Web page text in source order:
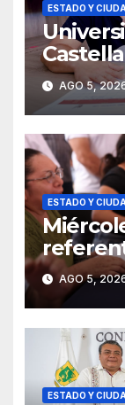
ESTADO Y
de
AGO 5,
ESTADO Y
AGO 5,
ESTADO Y